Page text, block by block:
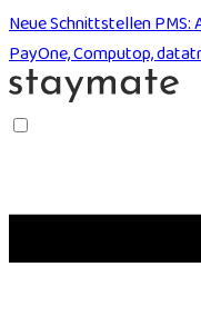
Neue SchnittstellenPMS:
PayOne, Computop,